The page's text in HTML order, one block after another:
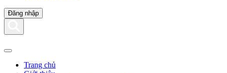
Đăng nhập
Trang chủ